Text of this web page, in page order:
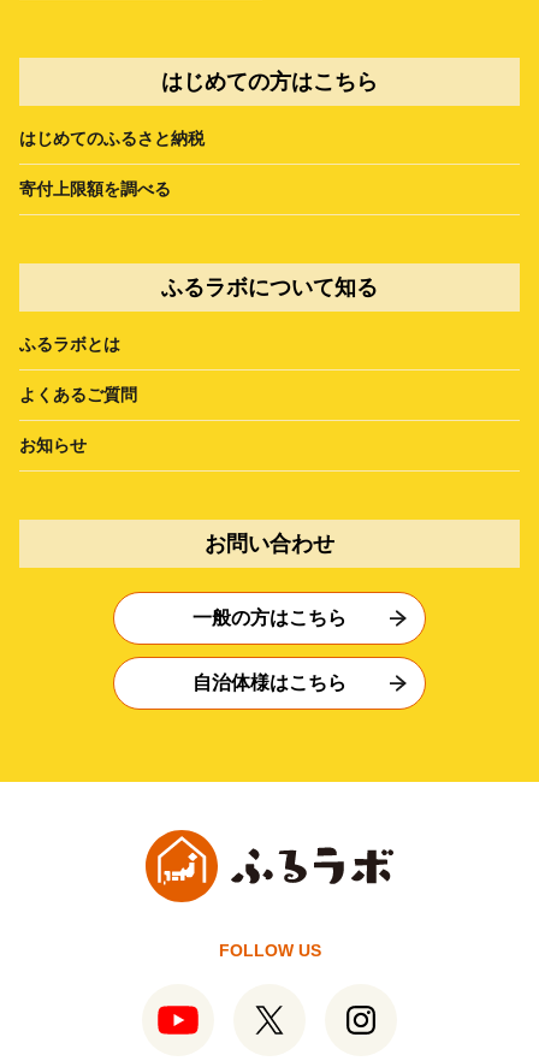
はじめての方はこちら
はじめてのふるさと納税
寄付上限額を調べる
ふるラボについて知る
ふるラボとは
よくあるご質問
お知らせ
お問い合わせ
一般の方はこちら
自治体様はこちら
FOLLOW US